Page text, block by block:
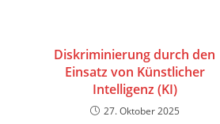
Diskriminierung durch den
Einsatz von Künstlicher
Intelligenz (KI)
27. Oktober 2025